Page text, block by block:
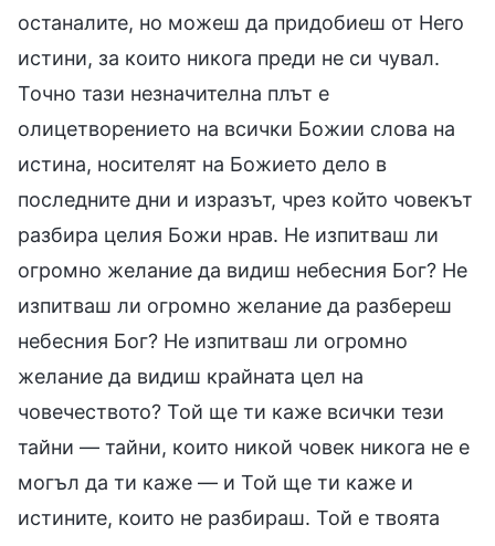
останалите, но можеш да придобиеш от Него
истини, за които никога преди не си чувал.
Точно тази незначителна плът е
олицетворението на всички Божии слова на
истина, носителят на Божието дело в
последните дни и изразът, чрез който човекът
разбира целия Божи нрав. Не изпитваш ли
огромно желание да видиш небесния Бог? Не
изпитваш ли огромно желание да разбереш
небесния Бог? Не изпитваш ли огромно
желание да видиш крайната цел на
човечеството? Той ще ти каже всички тези
тайни — тайни, които никой човек никога не е
могъл да ти каже — и Той ще ти каже и
истините, които не разбираш. Той е твоята